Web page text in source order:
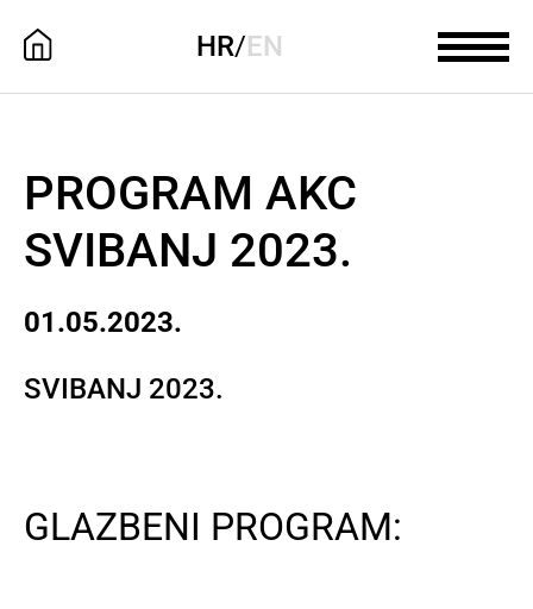
HR/EN
PROGRAM AKC
SVIBANJ 2023.
01.05.2023.
SVIBANJ 2023.
GLAZBENI PROGRAM: